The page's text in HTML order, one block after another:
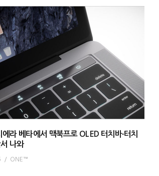
라 베타에서 맥북프로 OLED 터치바∙터치
서 나와
/ ONE™